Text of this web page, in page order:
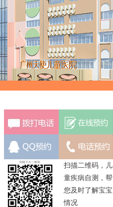
扫描二维码，儿
童疾病自测，帮
您及时了解宝宝
情况